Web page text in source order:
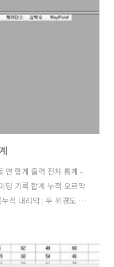
트가 길어져 X측 글자가
연 합계 출력 전체 통계 -
딩 기록 합계 누적 오르막
적 내리막 : 두 위경도 좌
자전거 탈 때 소모되는
고도에 따라 칼로리 소모
산한다. 덧) 안드로이드에